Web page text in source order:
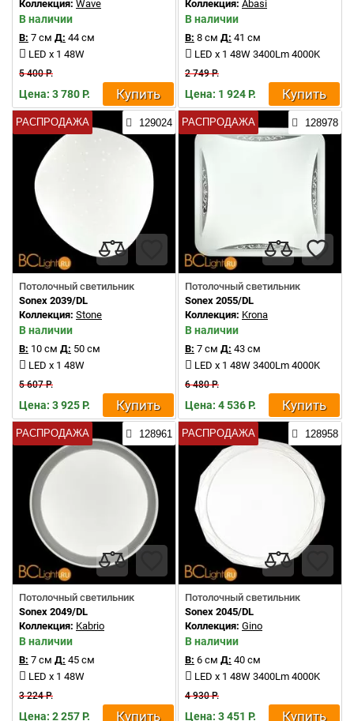
Коллекция: Wave
В наличии
В: 7 см Д: 44 см
LED x 1 48W
5 400 Р.
Цена: 3 780 Р. Купить
Коллекция: Abasi
В наличии
В: 8 см Д: 41 см
LED x 1 48W 3400Lm 4000K
2 749 Р.
Цена: 1 924 Р. Купить
РАСПРОДАЖА 129024
Потолочный светильник
Sonex 2039/DL
Коллекция: Stone
В наличии
В: 10 см Д: 50 см
LED x 1 48W
5 607 Р.
Цена: 3 925 Р. Купить
РАСПРОДАЖА 128978
Потолочный светильник
Sonex 2055/DL
Коллекция: Krona
В наличии
В: 7 см Д: 43 см
LED x 1 48W 3400Lm 4000K
6 480 Р.
Цена: 4 536 Р. Купить
РАСПРОДАЖА 128961
Потолочный светильник
Sonex 2049/DL
Коллекция: Kabrio
В наличии
В: 7 см Д: 45 см
LED x 1 48W
3 224 Р.
Цена: 2 257 Р. Купить
РАСПРОДАЖА 128958
Потолочный светильник
Sonex 2045/DL
Коллекция: Gino
В наличии
В: 6 см Д: 40 см
LED x 1 48W 3400Lm 4000K
4 930 Р.
Цена: 3 451 Р. Купить